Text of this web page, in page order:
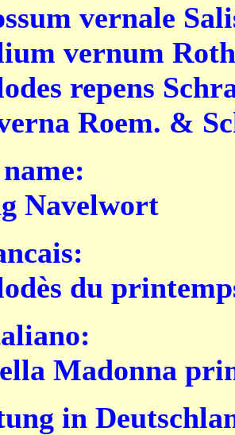
vernale
vernum
repens
Roem. &
Navelwort
du
Madonna
in